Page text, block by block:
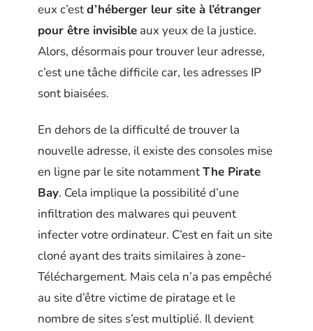
eux c’estd’héberger leur site à l’étranger
pour être invisible aux yeux de la justice.
Alors, désormais pour trouver leur adresse,
c’est une tâche difficile car, les adresses IP
sont biaisées.
En dehors de la difficulté de trouver la
nouvelle adresse, il existe des consoles mise
en ligne par le site notammentThe Pirate
Bay. Cela implique la possibilité d’une
infiltration des malwares qui peuvent
infecter votre ordinateur. C’est en fait un site
cloné ayant des traits similaires à zone-
Téléchargement. Mais cela n’a pas empêché
au site d’être victime de piratage et le
nombre de sites s’est multiplié. Il devient